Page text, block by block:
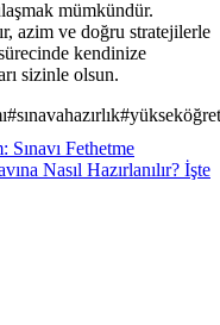
mümkündür.
azim ve doğru stratejilerle
sürecinde kendinize
sizinle olsun.
#sınavahazırlık#
Fethetme
Nasıl Hazırlanılır? İşte